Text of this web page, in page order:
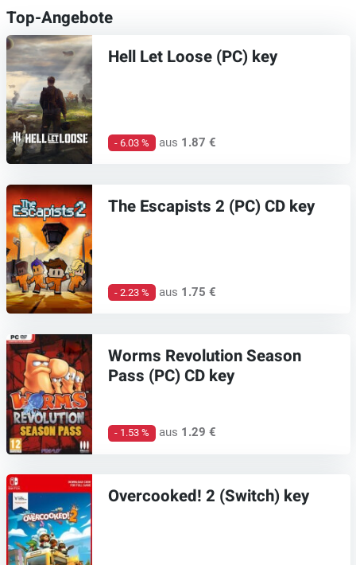
Top-Angebote
Hell Let Loose (PC) key
- 6.03 % aus 1.87 €
The Escapists 2 (PC) CD key
- 2.23 % aus 1.75 €
Worms Revolution Season
Pass (PC) CD key
- 1.53 % aus 1.29 €
Overcooked! 2 (Switch) key